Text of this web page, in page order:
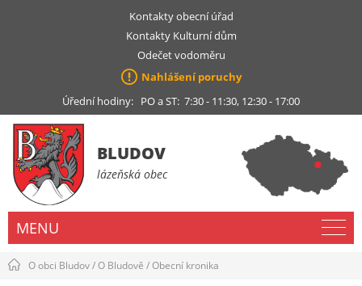
Kontakty obecní úřad
Kontakty Kulturní dům
Odečet vodoměru
Nahlášení poruchy
Úřední hodiny: PO a ST: 7:30 - 11:30, 12:30 - 17:00
BLUDOV
lázeňská obec
MENU
O obci Bludov/O Bludově /Obecní kronika